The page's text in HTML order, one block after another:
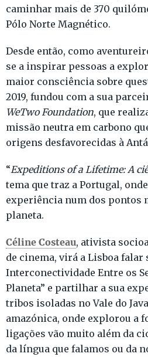
caminhar mais de 370
Pólo Norte Magnético.
Desde então, como
se a inspirar pessoas a
maior consciência sobre
2019, fundou com a sua
WeTwo Foundation, que
missão neutra em carbono
origens desfavorecidas à
“Expeditions of a Lifetime: A
tema que traz a Portugal,
experiência num dos pontos
planeta.
Céline Costeau, ativista
de cinema, virá a Lisboa falar
Interconectividade Entre os
Planeta” e partilhar a sua
tribos isoladas no Vale do
amazónica, onde explorou a
ligações vão muito além da
da língua que falamos ou da